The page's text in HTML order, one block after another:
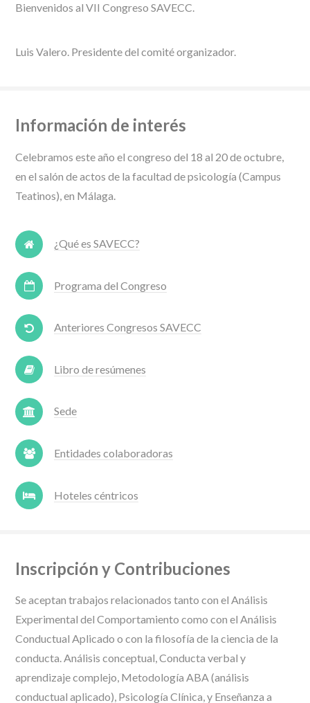
Bienvenidos al VII Congreso SAVECC.
Luis Valero. Presidente del comité organizador.
Información de interés
Celebramos este año el congreso del 18 al 20 de octubre,
en el salón de actos de la facultad de psicología (Campus
Teatinos), en Málaga.
¿Qué es SAVECC?
Programa del Congreso
Anteriores Congresos SAVECC
Libro de resúmenes
Sede
Entidades colaboradoras
Hoteles céntricos
Inscripción y Contribuciones
Se aceptan trabajos relacionados tanto con el Análisis
Experimental del Comportamiento como con el Análisis
Conductual Aplicado o con la filosofía de la ciencia de la
conducta. Análisis conceptual, Conducta verbal y
aprendizaje complejo, Metodología ABA (análisis
conductual aplicado), Psicología Clínica, y Enseñanza a